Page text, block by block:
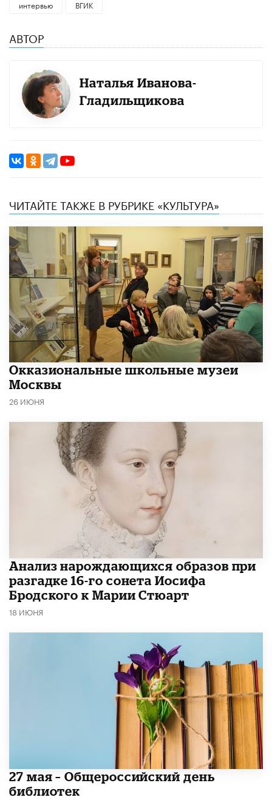
интервью ВГИК
АВТОР
Наталья Иванова-
Гладильщикова
ЧИТАЙТЕ ТАКЖЕ В РУБРИКЕ «КУЛЬТУРА»
​Окказиональные школьные музеи
Москвы
26 ИЮНЯ
Анализ нарождающихся образов при
разгадке 16-го сонета Иосифа
Бродского к Марии Стюарт
18 ИЮНЯ
​27 мая – Общероссийский день
библиотек